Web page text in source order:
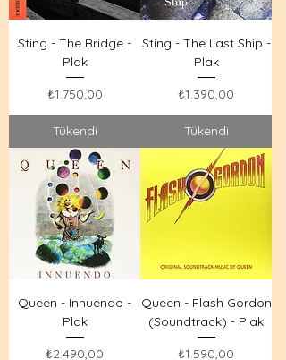
Sting - The Bridge -
Plak
Fiyat
₺1.750,00
Tükendi
Sting - The Last Ship -
Plak
Fiyat
₺1.390,00
Tükendi
Queen - Innuendo -
Plak
Fiyat
₺2.490,00
Queen - Flash Gordon
(Soundtrack) - Plak
Fiyat
₺1.590,00